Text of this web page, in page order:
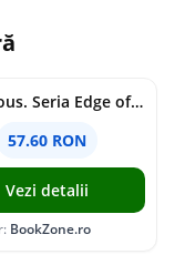
Voracious. Seria Edge of Darkness Vol.2
57.60 RON
Vezi detalii
BookZone.ro